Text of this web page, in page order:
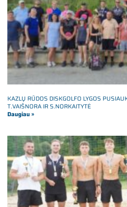
KAZLŲ RŪDOS DISKGOLFO LYGOS
T.VAIŠNORA IR S.NORKAITYTĖ
Daugiau »